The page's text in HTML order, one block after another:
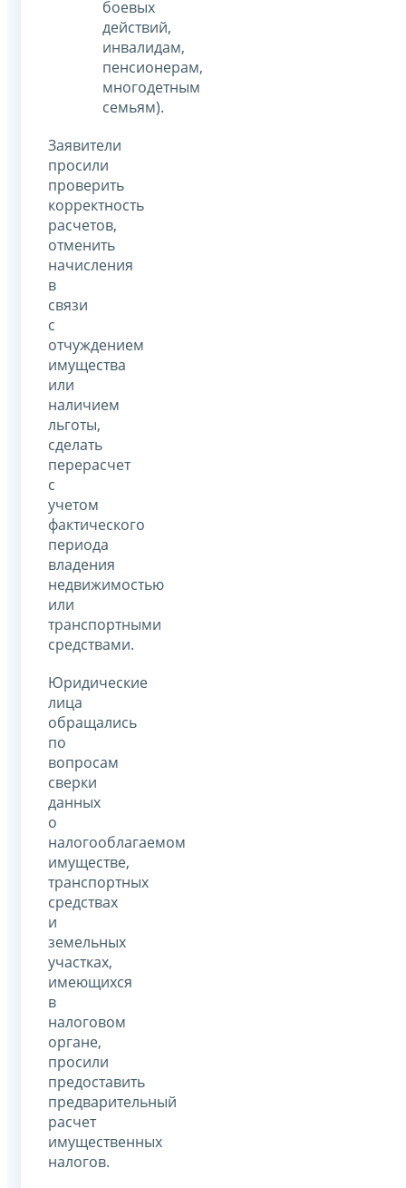
боевых
действий,
инвалидам,
пенсионерам,
многодетным
семьям).
Заявители
просили
проверить
корректность
расчетов,
отменить
начисления
в
связи
с
отчуждением
имущества
или
наличием
льготы,
сделать
перерасчет
с
учетом
фактического
периода
владения
недвижимостью
или
транспортными
средствами.
Юридические
лица
обращались
по
вопросам
сверки
данных
о
налогооблагаемом
имуществе,
транспортных
средствах
и
земельных
участках,
имеющихся
в
налоговом
органе,
просили
предоставить
предварительный
расчет
имущественных
налогов.